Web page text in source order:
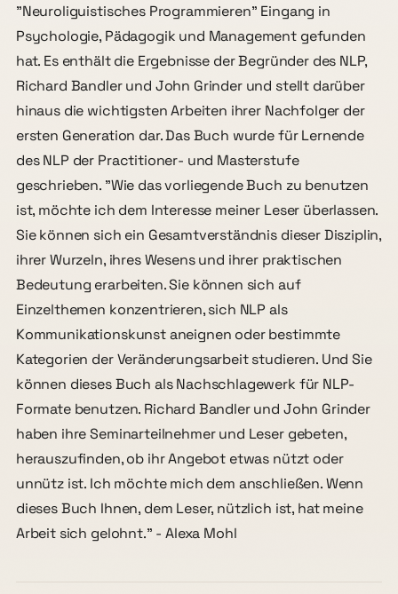
"Neuroliguistisches Programmieren" Eingang in
Psychologie, Pädagogik und Management gefunden
hat. Es enthält die Ergebnisse der Begründer des NLP,
Richard Bandler und John Grinder und stellt darüber
hinaus die wichtigsten Arbeiten ihrer Nachfolger der
ersten Generation dar. Das Buch wurde für Lernende
des NLP der Practitioner- und Masterstufe
geschrieben. "Wie das vorliegende Buch zu benutzen
ist, möchte ich dem Interesse meiner Leser überlassen.
Sie können sich ein Gesamtverständnis dieser Disziplin,
ihrer Wurzeln, ihres Wesens und ihrer praktischen
Bedeutung erarbeiten. Sie können sich auf
Einzelthemen konzentrieren, sich NLP als
Kommunikationskunst aneignen oder bestimmte
Kategorien der Veränderungsarbeit studieren. Und Sie
können dieses Buch als Nachschlagewerk für NLP-
Formate benutzen. Richard Bandler und John Grinder
haben ihre Seminarteilnehmer und Leser gebeten,
herauszufinden, ob ihr Angebot etwas nützt oder
unnütz ist. Ich möchte mich dem anschließen. Wenn
dieses Buch Ihnen, dem Leser, nützlich ist, hat meine
Arbeit sich gelohnt." - Alexa Mohl